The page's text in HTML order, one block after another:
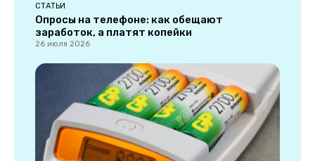
СТАТЬИ
Опросы на телефоне: как обещают
заработок, а платят копейки
26 июля 2026